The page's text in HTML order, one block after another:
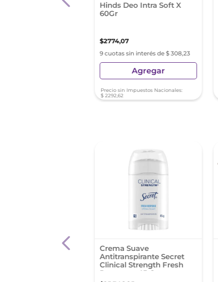
Hinds Deo Intra Soft X
60Gr
$2774,07
9 cuotas sin interés de $ 308,23
Agregar
Precio sin Impuestos Nacionales:
$ 2292,62
Crema Suave
Antitranspirante Secret
Clinical Strength Fresh
Response 45 G